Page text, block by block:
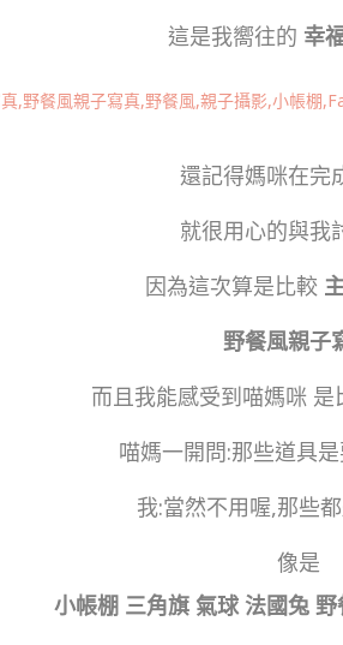
這是我嚮往的 幸
還記得媽咪在完
就很用心的與我
因為這次算是比較
野餐風親子
而且我能感受到喵媽咪
喵媽一開問:那些道具
我:當然不用喔,那些都
像是
小帳棚 三角旗 氣球 法國兔